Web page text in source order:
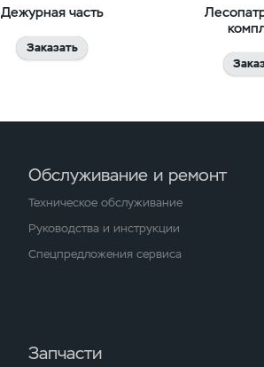
Дежурная часть
Заказать
Обслуживание и ремонт
Техническое обслуживание
Руководства и инструкции
Спецпредложения сервиса
Запчасти